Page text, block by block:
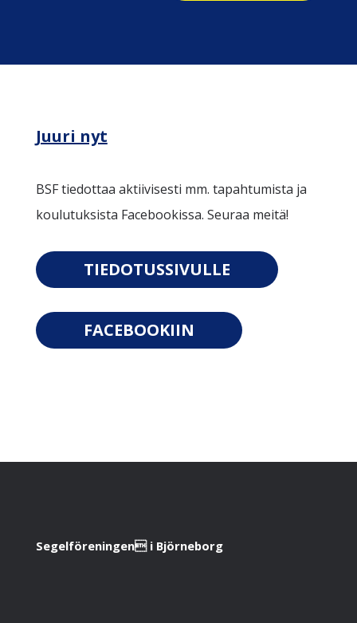
Juuri nyt
BSF tiedottaa aktiivisesti mm. tapahtumista ja
koulutuksista Facebookissa. Seuraa meitä!
TIEDOTUSSIVULLE
FACEBOOKIIN
Segelföreningen i Björneborg